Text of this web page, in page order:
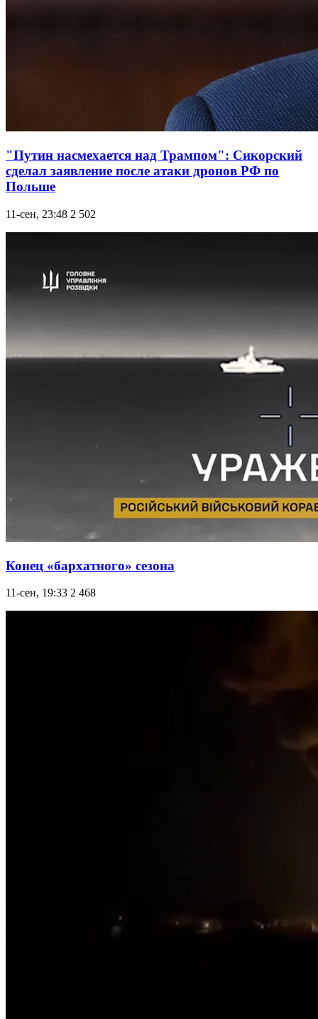
"Путин насмехается над Трампом": Сикорский
сделал заявление после атаки дронов РФ по
Польше
11-сен, 23:48 2 502
Конец «бархатного» сезона
11-сен, 19:33 2 468